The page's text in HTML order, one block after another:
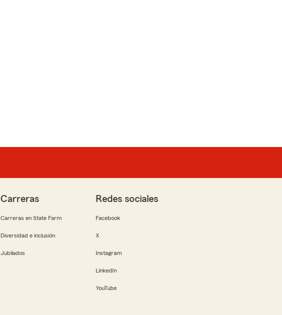
Carreras
Carreras en State Farm
Diversidad e inclusión
Jubilados
Redes sociales
Facebook
X
Instagram
LinkedIn
YouTube